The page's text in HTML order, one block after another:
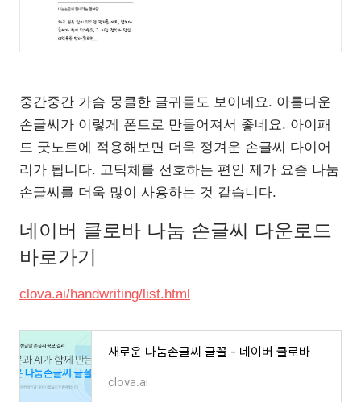
중간중간 가슴 뭉클한 글귀들도 보이네요. 아름다운
손글씨가 이렇게 폰트로 만들어져서 좋네요. 아이패
드 굿노트에 적용해보면 더욱 정겨운 손글씨 다이어
리가 됩니다. 고딕체를 선호하는 편인 제가 요즘 나눔
손글씨를 더욱 많이 사용하는 것 같습니다.
네이버 클로바 나눔 손글씨 다운로드
바로가기
clova.ai/handwriting/list.html
새로운 나눔손글씨 글꼴 - 네이버 클로바
clova.ai